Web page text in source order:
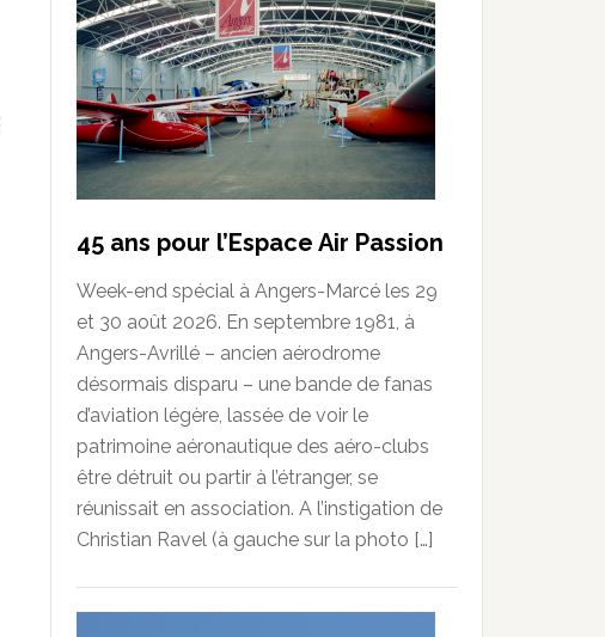
45 ans pour l’Espace Air Passion
Week-end spécial à Angers-Marcé les 29
et 30 août 2026. En septembre 1981, à
Angers-Avrillé – ancien aérodrome
désormais disparu – une bande de fanas
d’aviation légère, lassée de voir le
patrimoine aéronautique des aéro-clubs
être détruit ou partir à l’étranger, se
réunissait en association. A l’instigation de
Christian Ravel (à gauche sur la photo […]